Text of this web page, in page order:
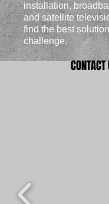
installation,
and satellite
find the best
challenge.
CONTACT